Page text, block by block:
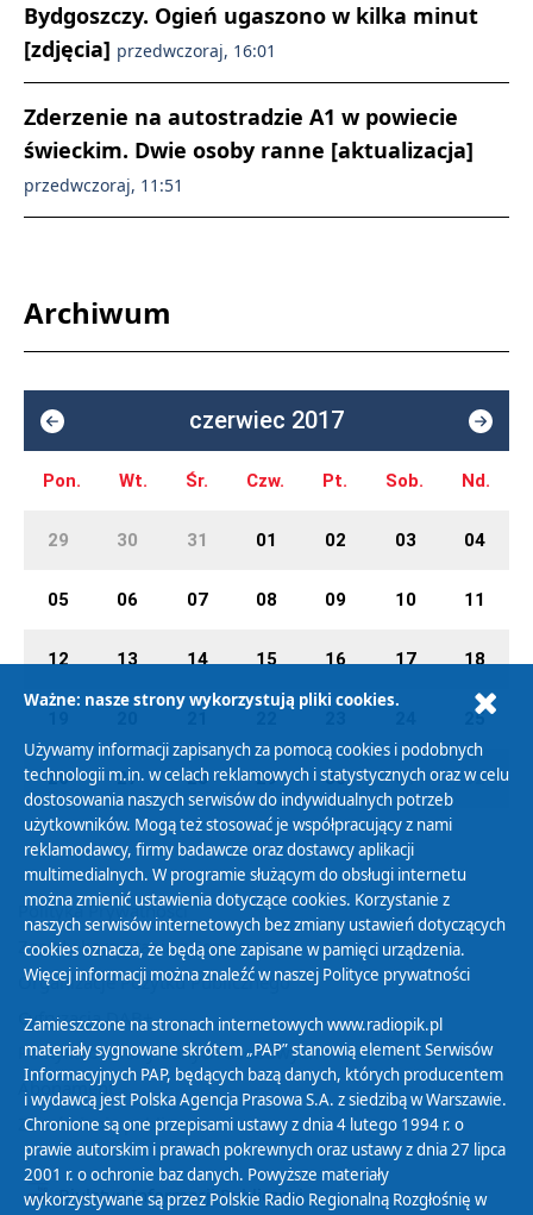
Bydgoszczy. Ogień ugaszono w kilka minut
[zdjęcia] przedwczoraj, 16:01
Zderzenie na autostradzie A1 w powiecie
świeckim. Dwie osoby ranne [aktualizacja]
przedwczoraj, 11:51
Archiwum
czerwiec 2017
Pon. Wt. Śr. Czw. Pt. Sob. Nd.
29 30 31 01 02 03 04
05 06 07 08 09 10 11
12 13 14 15 16 17 18
25
26 27 28 29 30 01 02
Polityka Prywatności
Zasady korzystania z Serwisu
Organizacje Pożytku Publicznego
Cyfryzacja DAB+
Polityka ochrony danych osobowych
Abonament
Zamówienia publiczne
Biuletyn Informacji Publicznej
Ważne: nasze strony wykorzystują pliki cookies.
Używamy informacji zapisanych za pomocą cookies i podobnych
technologii m.in. w celach reklamowych i statystycznych oraz w celu
dostosowania naszych serwisów do indywidualnych potrzeb
użytkowników. Mogą też stosować je współpracujący z nami
reklamodawcy, firmy badawcze oraz dostawcy aplikacji
multimedialnych. W programie służącym do obsługi internetu
można zmienić ustawienia dotyczące cookies. Korzystanie z
naszych serwisów internetowych bez zmiany ustawień dotyczących
cookies oznacza, że będą one zapisane w pamięci urządzenia.
Więcej informacji można znaleźć w naszej Polityce prywatności
Zamieszczone na stronach internetowych www.radiopik.pl
materiały sygnowane skrótem „PAP” stanowią element Serwisów
Informacyjnych PAP, będących bazą danych, których producentem
i wydawcą jest Polska Agencja Prasowa S.A. z siedzibą w Warszawie.
Chronione są one przepisami ustawy z dnia 4 lutego 1994 r. o
prawie autorskim i prawach pokrewnych oraz ustawy z dnia 27 lipca
2001 r. o ochronie baz danych. Powyższe materiały
wykorzystywane są przez Polskie Radio Regionalną Rozgłośnię w